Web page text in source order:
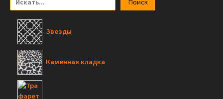
Поиск
Звезды
Каменная кладка